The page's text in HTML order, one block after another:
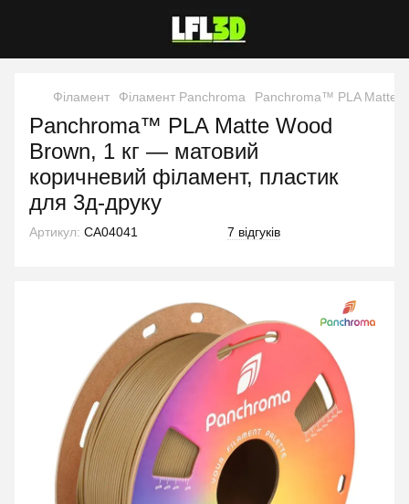
Філамент Філамент Panchroma Panchroma™ PLA Matte
Panchroma™ PLA Matte Wood
Brown, 1 кг — матовий
коричневий філамент, пластик
для 3д-друку
Артикул: CA04041 7 відгуків